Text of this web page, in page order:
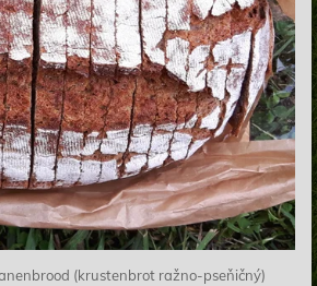
(krustenbrot ražno-pseňičný)